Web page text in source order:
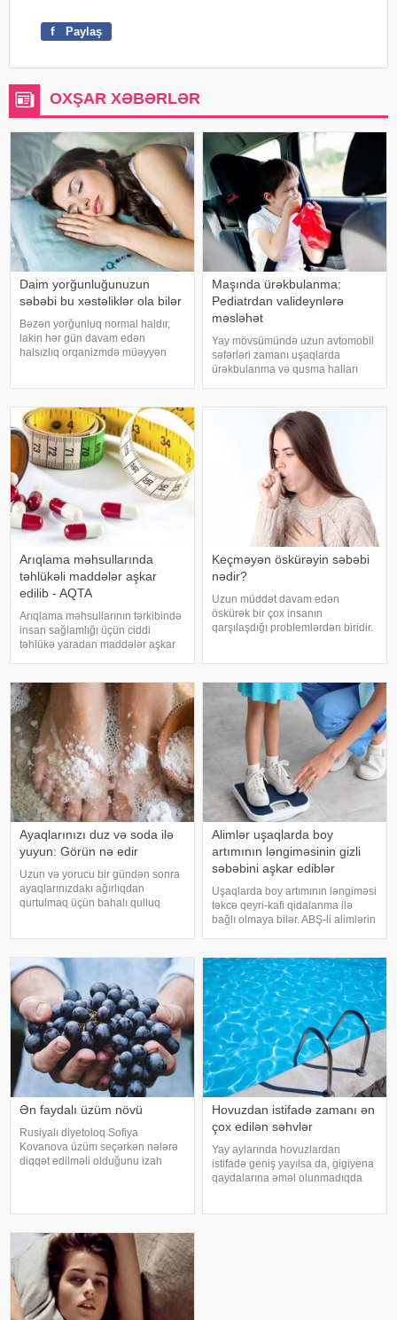
f Paylaş
OXŞAR XƏBƏRLƏR
Daim yorğunluğunuzun
səbəbi bu xəstəliklər ola bilər
Bəzən yorğunluq normal haldır,
lakin hər gün davam edən
halsızlıq orqanizmdə müəyyən
qan azlığı, qalxanabənzər vəz
xəstəlikləri, şəkərl
Maşında ürəkbulanma:
Pediatrdan valideynlərə
məsləhət
Yay mövsümündə uzun avtomobil
səfərləri zamanı uşaqlarda
ürəkbulanma və qusma halları
beynin gözlərdən və bədənin
hərəkətindən gələn siqnallar
arasındakı uyğunsuzluqda
Arıqlama məhsullarında
təhlükəli maddələr aşkar
edilib - AQTA
Arıqlama məhsullarının tərkibində
insan sağlamlığı üçün ciddi
təhlükə yaradan maddələr aşkar
Təhlükəsizliyi Agentliyinin (AQTA)
Qida təhlükəsizliyi şöbəsinin
müdir
Keçməyən öskürəyin səbəbi
nədir?
Uzun müddət davam edən
öskürək bir çox insanın
qarşılaşdığı problemlərdən biridir.
hər zaman tənəffüs yolu
infeksiyası olmur
Ayaqlarınızı duz və soda ilə
yuyun: Görün nə edir
Uzun və yorucu bir gündən sonra
ayaqlarınızdakı ağırlıqdan
qurtulmaq üçün bahalı qulluq
bilərsiniz. xəbər verir ki, çox vax
Alimlər uşaqlarda boy
artımının ləngiməsinin gizli
səbəbini aşkar ediblər
Uşaqlarda boy artımının ləngiməsi
təkcə qeyri-kafi qidalanma ilə
bağlı olmaya bilər. ABŞ-li alimlərin
bakteriyalar hələ ana bətnində
olarkən körpənin inkişafın
Ən faydalı üzüm növü
Rusiyalı diyetoloq Sofiya
Kovanova üzüm seçərkən nələrə
diqqət edilməli olduğunu izah
rəngdə olan üzüm sortlar
Hovuzdan istifadə zamanı ən
çox edilən səhvlər
Yay aylarında hovuzlardan
istifadə geniş yayılsa da, gigiyena
qaydalarına əməl olunmadıqda